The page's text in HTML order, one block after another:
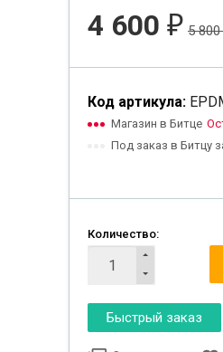
4 600 ₽ 5 800
Код артикула:
Магазин в Битце
Под заказ в Битцу
Количество: